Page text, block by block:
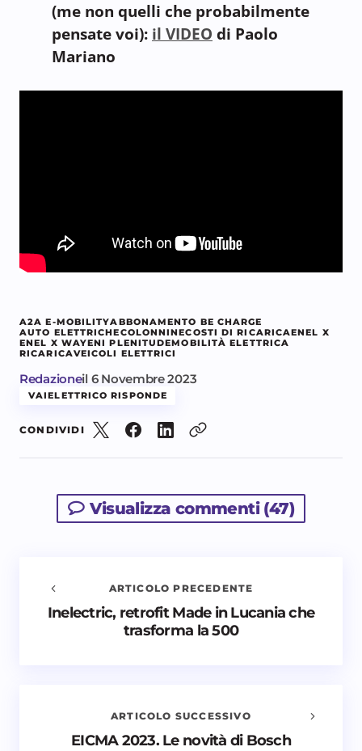
(me non quelli che probabilmente
pensate voi): il VIDEO di Paolo
Mariano
A2A E-MOBILITYABBONAMENTO BE CHARGE
AUTO ELETTRICHECOLONNINECOSTI DI RICARICAENEL X
ENEL X WAYENI PLENITUDEMOBILITÀ ELETTRICA
RICARICAVEICOLI ELETTRICI
Redazioneil 6 Novembre 2023
VAIELETTRICO RISPONDE
CONDIVIDI
Visualizza commenti (47)
Avvisami quando vengono aggiunti nuovi
ARTICOLO PRECEDENTE
Inelectric, retrofit Made in Lucania che
trasforma la 500
ARTICOLO SUCCESSIVO
EICMA 2023. Le novità di Bosch